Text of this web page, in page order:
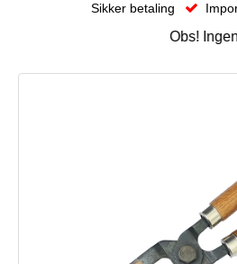
Sikker betaling
Obs!